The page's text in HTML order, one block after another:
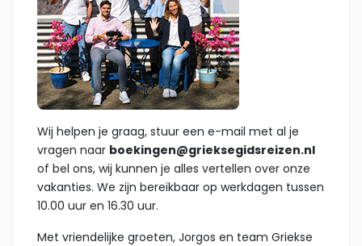
Wij helpen je graag, stuur een e-mail met al je
vragen naar boekingen@grieksegidsreizen.nl
of bel ons, wij kunnen je alles vertellen over onze
vakanties. We zijn bereikbaar op werkdagen tussen
10.00 uur en 16.30 uur.
Met vriendelijke groeten, Jorgos en team Griekse